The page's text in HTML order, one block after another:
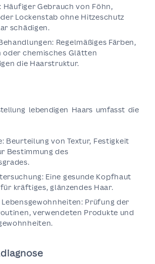
Häufiger Gebrauch von Föhn,
Lockenstab ohne Hitzeschutz
schädigen.
Regelmäßiges Färben,
oder chemisches Glätten
die Haarstruktur.
lebendigen Haars umfasst die
Beurteilung von Textur, Festigkeit
Bestimmung des
Eine gesunde Kopfhaut
kräftiges, glänzendes Haar.
Prüfung der
verwendeten Produkte und